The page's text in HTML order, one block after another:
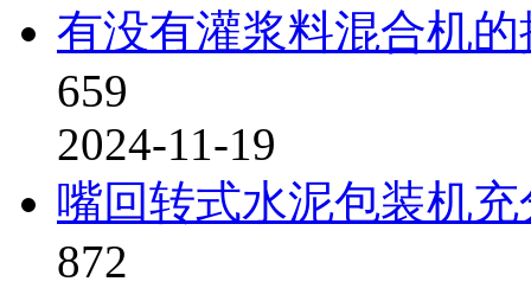
有没有灌浆料混合机
659
2024-11-19
嘴回转式水泥包装机
872